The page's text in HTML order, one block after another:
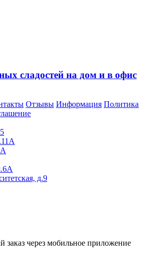
сладостей на дом и в офис
Отзывы Информация Политика
д.9
заказ через мобильное приложение